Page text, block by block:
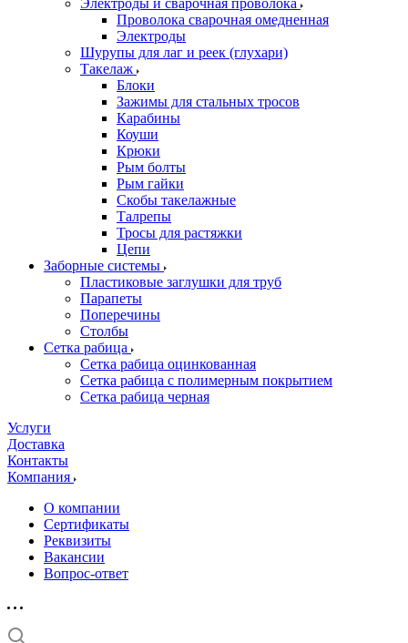
Электроды и сварочная проволока
Проволока сварочная омедненная
Электроды
Шурупы для лаг и реек (глухари)
Такелаж
Блоки
Зажимы для стальных тросов
Карабины
Коуши
Крюки
Рым болты
Рым гайки
Скобы такелажные
Талрепы
Тросы для растяжки
Цепи
Заборные системы
Пластиковые заглушки для труб
Парапеты
Поперечины
Столбы
Сетка рабица
Сетка рабица оцинкованная
Сетка рабица с полимерным покрытием
Сетка рабица черная
Услуги
Доставка
Контакты
Компания
О компании
Сертификаты
Реквизиты
Вакансии
Вопрос-ответ